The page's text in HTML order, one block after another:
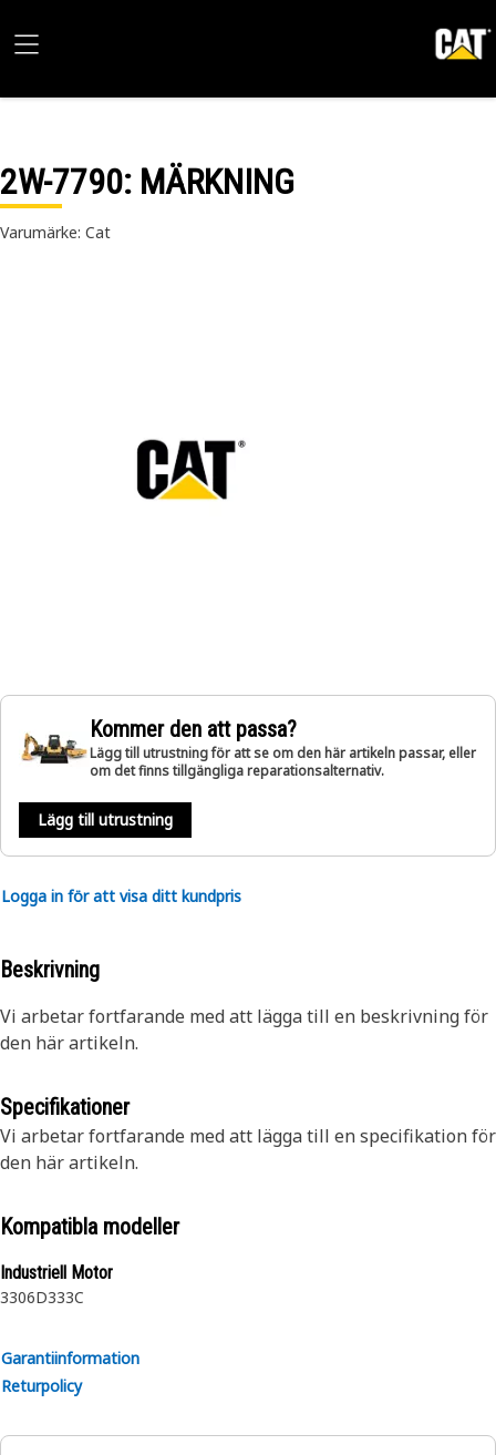
2W-7790: MÄRKNING
Varumärke: Cat
Kommer den att passa?
Lägg till utrustning för att se om den här artikeln passar, eller
om det finns tillgängliga reparationsalternativ.
Lägg till utrustning
Logga in för att visa ditt kundpris
Beskrivning
Vi arbetar fortfarande med att lägga till en beskrivning för
den här artikeln.
Specifikationer
Vi arbetar fortfarande med att lägga till en specifikation för
den här artikeln.
Kompatibla modeller
Industriell Motor
3306D333C
Garantiinformation
Returpolicy